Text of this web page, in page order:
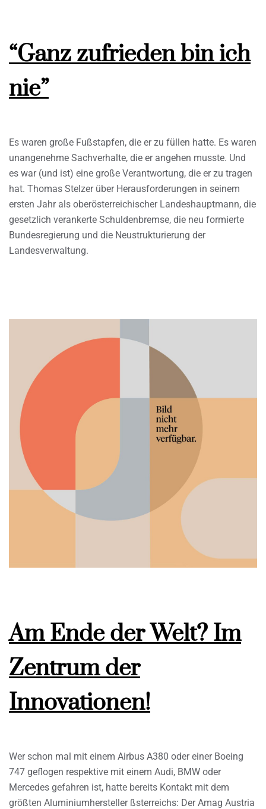
“Ganz zufrieden bin ich
nie”
Es waren große Fußstapfen, die er zu füllen hatte. Es waren
unangenehme Sachverhalte, die er angehen musste. Und
es war (und ist) eine große Verantwortung, die er zu tragen
hat. Thomas Stelzer über Herausforderungen in seinem
ersten Jahr als oberösterreichischer Landeshauptmann, die
gesetzlich verankerte Schuldenbremse, die neu formierte
Bundesregierung und die Neustrukturierung der
Landesverwaltung.
Am Ende der Welt? Im
Zentrum der
Innovationen!
Wer schon mal mit einem Airbus A380 oder einer Boeing
747 geflogen respektive mit einem Audi, BMW oder
Mercedes gefahren ist, hatte bereits Kontakt mit dem
größten Aluminiumhersteller ßsterreichs: Der Amag Austria